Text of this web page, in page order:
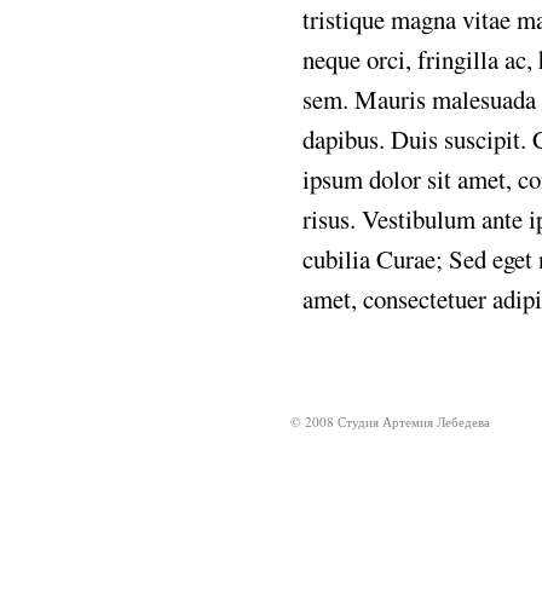
tristique magna vitae
neque orci, fringilla ac,
sem. Mauris
dapibus. Duis
ipsum dolor sit amet,
risus. Vestibulum ante
cubilia Curae; Sed
amet, consectetuer
© 2008 Студия Артемия Лебедева